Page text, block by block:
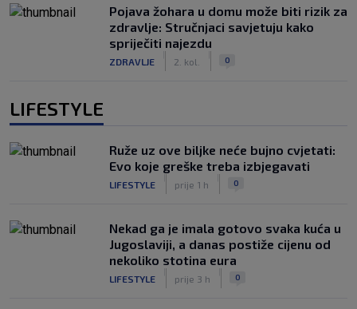
Pojava žohara u domu može biti rizik za
zdravlje: Stručnjaci savjetuju kako
spriječiti najezdu
ZDRAVLJE 2. kol. 0
LIFESTYLE
Ruže uz ove biljke neće bujno cvjetati:
Evo koje greške treba izbjegavati
LIFESTYLE prije 1 h 0
Nekad ga je imala gotovo svaka kuća u
Jugoslaviji, a danas postiže cijenu od
nekoliko stotina eura
LIFESTYLE prije 3 h 0